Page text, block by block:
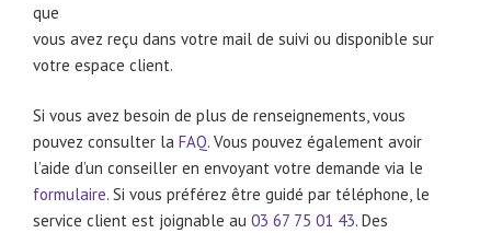
que
vous avez reçu dans votre mail de suivi ou disponible sur
votre espace client.
Si vous avez besoin de plus de renseignements, vous
pouvez consulter la FAQ. Vous pouvez également avoir
l’aide d’un conseiller en envoyant votre demande via le
formulaire. Si vous préférez être guidé par téléphone, le
service client est joignable au 03 67 75 01 43. Des